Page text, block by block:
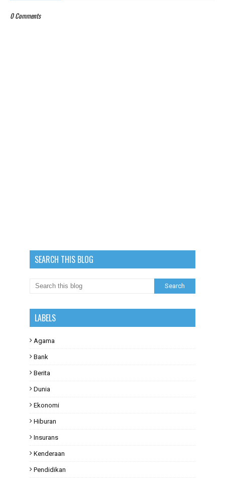
0 Comments
SEARCH THIS BLOG
LABELS
Agama
Bank
Berita
Dunia
Ekonomi
Hiburan
Insurans
Kenderaan
Pendidikan